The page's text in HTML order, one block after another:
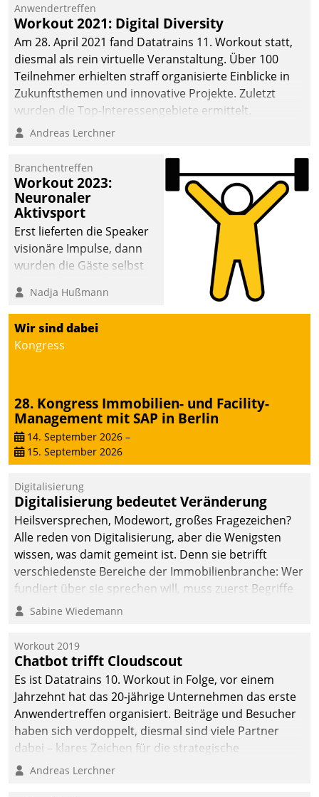
Cloud-Strategien und -
Lösungen mit hohem
Zukunftspotenzial.
Anwendertreffen
Workout 2021: Digital Diversity
Am 28. April 2021 fand Datatrains 11. Workout statt,
diesmal als rein virtuelle Veranstaltung. Über 100
Teilnehmer erhielten straff organisierte Einblicke in
Zukunftsthemen und innovative Projekte. Zuletzt
wurden die Top-Interessengebiete ermittelt.
Andreas Lerchner
Branchentreffen
Workout 2023:
Neuronaler
Aktivsport
Erst lieferten die Speaker
visionäre Impulse, dann
wurden die Gäste selbst
methodisch
Vernetzungsideen fürs
Quartier. Dazwischen
zeigte Datatrain, was es
Nadja Hußmann
Wir sind dabei
Kongress
28. Kongress Immobilien- und Facility-
Management mit SAP in Berlin
14. September 2026 –
15. September 2026
Digitalisierung
Digitalisierung bedeutet Veränderung
Heilsversprechen, Modewort, großes Fragezeichen?
Alle reden von Digitalisierung, aber die Wenigsten
wissen, was damit gemeint ist. Denn sie betrifft
verschiedenste Bereiche der Immobilienbranche: Wer
fundiert über sie sprechen will, muss zuerst Begriffe
klären. Ein Aspekt ist die betriebliche Optimierung:
Einsparungen durch optimierte und automatisierte
Prozesse. Doch man darf nicht zu viel erwarten: Allein
mit der Einführung einer neuen Software ist es nicht
getan. Die Digitalisierung erfordert von Unternehmen
die Bereitschaft, sich zu überprüfen, zu hinterfragen
und zu verändern.
Sabine Wiedemann
Workout 2019
Chatbot trifft Cloudscout
Es ist Datatrains 10. Workout in Folge, vor einem
Jahrzehnt hat das 20-jährige Unternehmen das erste
Anwendertreffen organisiert. Beiträge und Besucher
haben sich verdoppelt, diesmal sind viele Partner
dabei – klares Zeichen für die strategische
Fokussierung auf den Kunden.
Andreas Lerchner